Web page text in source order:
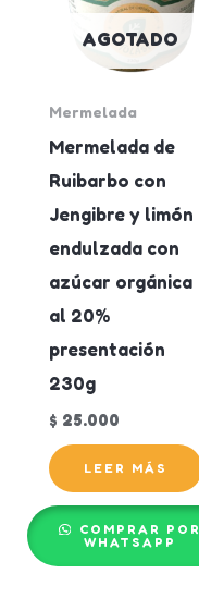
AGOTADO
Mermelada
Mermelada de
Ruibarbo con
Jengibre y limón
endulzada con
azúcar orgánica
al 20%
presentación
230g
$ 25.000
LEER MÁS
COMPRAR POR
WHATSAPP